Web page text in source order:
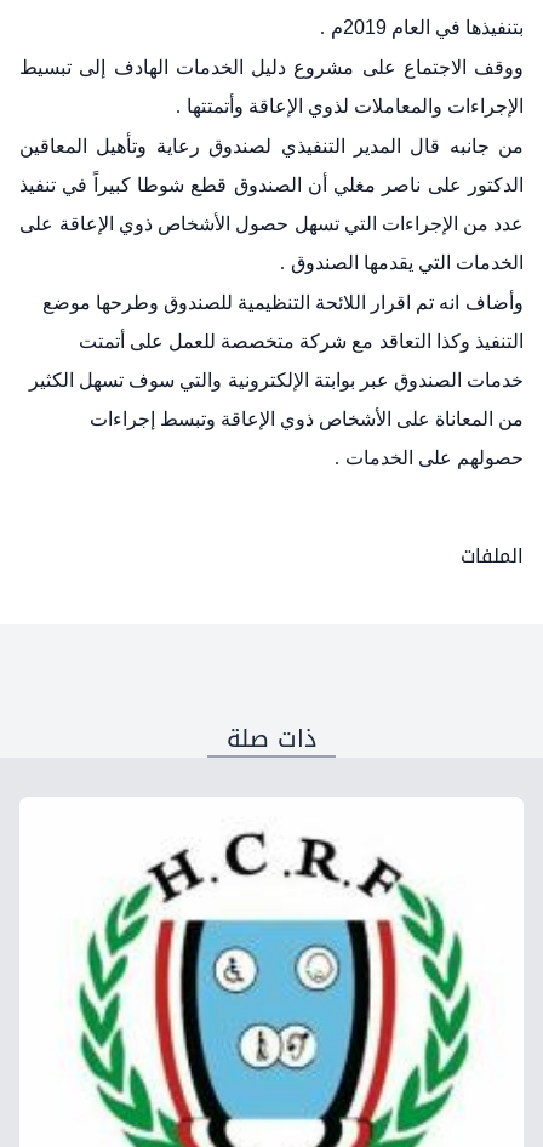
بتنفيذها في العام 2019م
.
ووقف الاجتماع على مشروع دليل الخدمات الهادف إلى تبسيط
الإجراءات والمعاملات لذوي الإعاقة وأتمتتها .
من جانبه قال المدير التنفيذي لصندوق رعاية وتأهيل المعاقين
الدكتور على ناصر مغلي أن الصندوق قطع شوطا كبيراً في تنفيذ
عدد من الإجراءات التي تسهل حصول الأشخاص ذوي الإعاقة على
الخدمات التي يقدمها الصندوق .
وأضاف
انه تم اقرار اللائحة التنظيمية للصندوق وطرحها موضع
التنفيذ وكذا التعاقد مع شركة متخصصة للعمل على أتمتت
خدمات الصندوق عبر بوابتة الإلكترونية والتي سوف تسهل الكثير
من المعاناة على الأشخاص ذوي الإعاقة وتبسط إجراءات
حصولهم على الخدمات .
الملفات
ذات صلة